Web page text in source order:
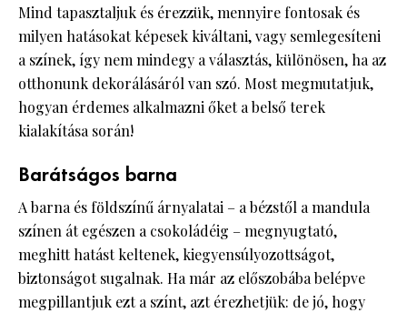
Mind tapasztaljuk és érezzük, mennyire fontosak és
milyen hatásokat képesek kiváltani, vagy semlegesíteni
a színek, így nem mindegy a választás, különösen, ha az
otthonunk dekorálásáról van szó. Most megmutatjuk,
hogyan érdemes alkalmazni őket a belső terek
kialakítása során!
Barátságos barna
A barna és földszínű árnyalatai – a bézstől a mandula
színen át egészen a csokoládéig – megnyugtató,
meghitt hatást keltenek, kiegyensúlyozottságot,
biztonságot sugalnak. Ha már az előszobába belépve
megpillantjuk ezt a színt, azt érezhetjük: de jó, hogy